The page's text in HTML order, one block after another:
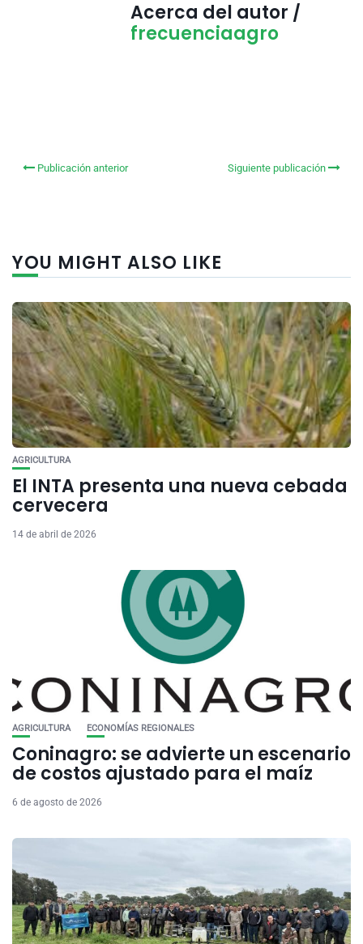
Acerca del autor /
frecuenciaagro
Publicación anterior Siguiente publicación
YOU MIGHT ALSO LIKE
AGRICULTURA
El INTA presenta una nueva cebada
cervecera
14 de abril de 2026
AGRICULTURA ECONOMÍAS REGIONALES
Coninagro: se advierte un escenario
de costos ajustado para el maíz
6 de agosto de 2026